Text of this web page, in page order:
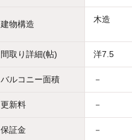
建物構造 木造
間取り詳細(帖) 洋7.5
バルコニー面積 －
更新料 －
保証金 －